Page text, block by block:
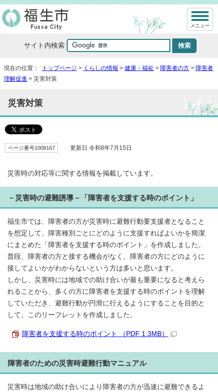
サイト内検索
メニュー
現在の位置： トップページ > くらしの情報 > 健康・福祉 > 障害者の方 > 障害者
理解促進 > 災害対策
災害対策
ページ番号1008167 更新日 令和8年7月15日
災害時の対応等に関する情報を掲載しています。
－災害時の避難誘導－「障害者を支援する時のポイント」
福生市では、障害者の方が災害時に避難行動要支援者となること
を想定して、障害種別ごとにどのように支援すればよいかを簡潔
にまとめた「障害者を支援する時のポイント」を作成しました。
普段、障害者の方と接する機会がなく、障害者の方にどのように
接してよいかがわからないという方は多いと思います。
しかし、災害時には地域での助け合いが最も重要になると考えら
れることから、多くの方に障害者を支援する時のポイントを理解
していただき、避難行動が円滑に行えるようにすることを目的と
して、このリーフレットを作成しました。
障害者を支援する時のポイント （PDF 1.3MB）
障害者のための災害時避難行動マニュアル
災害時は地域の助け合いにより障害者の方が迅速に避難できるよ